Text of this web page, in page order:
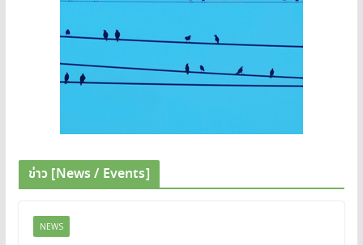
ข่าว [News / Events]
NEWS